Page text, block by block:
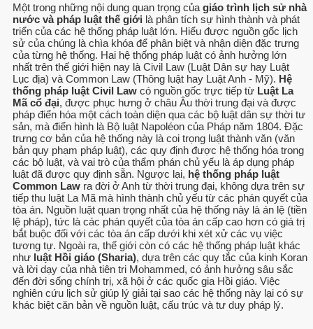
Một trong những nội dung quan trọng của giáo trình lịch sử nhà
nước và pháp luật thế giới là phân tích sự hình thành và phát
triển của các hệ thống pháp luật lớn. Hiểu được nguồn gốc lịch
sử của chúng là chìa khóa để phân biệt và nhận diện đặc trưng
của từng hệ thống. Hai hệ thống pháp luật có ảnh hưởng lớn
nhất trên thế giới hiện nay là Civil Law (Luật Dân sự hay Luật
Lục địa) và Common Law (Thông luật hay Luật Anh - Mỹ). Hệ
thống pháp luật Civil Law có nguồn gốc trực tiếp từ Luật La
Mã cổ đại, được phục hưng ở châu Âu thời trung đại và được
pháp điển hóa một cách toàn diện qua các bộ luật dân sự thời tư
sản, mà điển hình là Bộ luật Napoléon của Pháp năm 1804. Đặc
trưng cơ bản của hệ thống này là coi trọng luật thành văn (văn
bản quy phạm pháp luật), các quy định được hệ thống hóa trong
các bộ luật, và vai trò của thẩm phán chủ yếu là áp dụng pháp
luật đã được quy định sẵn. Ngược lại, hệ thống pháp luật
Common Law ra đời ở Anh từ thời trung đại, không dựa trên sự
tiếp thu luật La Mã mà hình thành chủ yếu từ các phán quyết của
tòa án. Nguồn luật quan trọng nhất của hệ thống này là án lệ (tiền
lệ pháp), tức là các phán quyết của tòa án cấp cao hơn có giá trị
bắt buộc đối với các tòa án cấp dưới khi xét xử các vụ việc
tương tự. Ngoài ra, thế giới còn có các hệ thống pháp luật khác
như luật Hồi giáo (Sharia), dựa trên các quy tắc của kinh Koran
và lời dạy của nhà tiên tri Mohammed, có ảnh hưởng sâu sắc
đến đời sống chính trị, xã hội ở các quốc gia Hồi giáo. Việc
nghiên cứu lịch sử giúp lý giải tại sao các hệ thống này lại có sự
khác biệt căn bản về nguồn luật, cấu trúc và tư duy pháp lý.